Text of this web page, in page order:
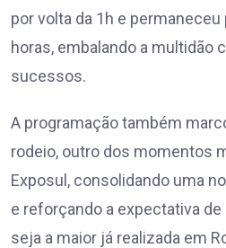
por volta da 1h e
horas, embalando a multidão
sucessos.
A programação também
rodeio, outro dos momentos
Exposul, consolidando uma
e reforçando a expectativa de
seja a maior já realizada em